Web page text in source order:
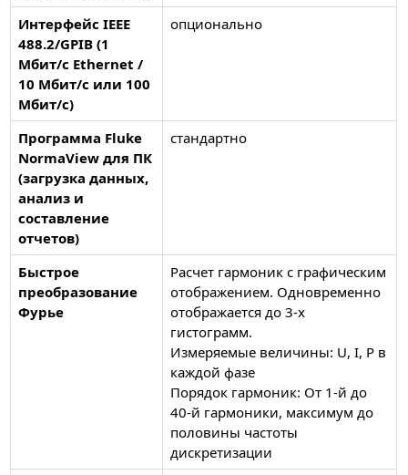
Интерфейс IEEE
488.2/GPIB (1
Мбит/с Ethernet /
10 Мбит/с или 100
Мбит/с)
опционально
Программа Fluke
NormaView для ПК
(загрузка данных,
анализ и
составление
отчетов)
стандартно
Быстрое
преобразование
Фурье
Расчет гармоник с графическим
отображением. Одновременно
отображается до 3-х
гистограмм.
Измеряемые величины: U, I, P в
каждой фазе
Порядок гармоник: От 1-й до
40-й гармоники, максимум до
половины частоты
дискретизации